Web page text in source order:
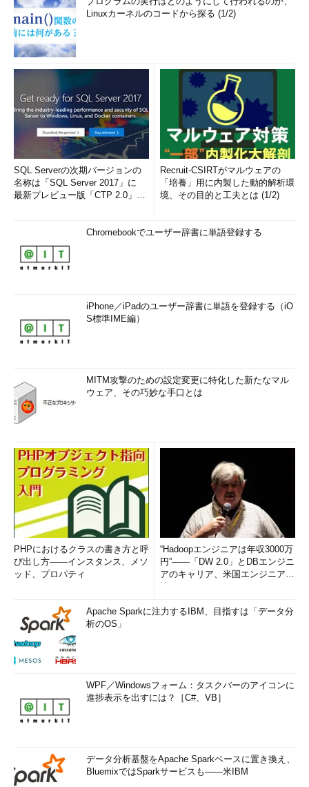
Linuxカーネルのコードから探る (1/2)
SQL Serverの次期バージョンの
名称は「SQL Server 2017」に
最新プレビュー版「CTP 2.0」を
Recruit-CSIRTがマルウェアの
「培養」用に内製した動的解析環
境、その目的と工夫とは (1/2)
Chromebookでユーザー辞書に単語登録する
iPhone／iPadのユーザー辞書に単語を登録する（iO
S標準IME編）
MITM攻撃のための設定変更に特化した新たなマル
ウェア、その巧妙な手口とは
PHPにおけるクラスの書き方と呼
び出し方――インスタンス、メソ
ッド、プロパティ
“Hadoopエンジニアは年収3000万
円”――「DW 2.0」とDBエンジニ
アのキャリア、米国エンジニア事
Apache Sparkに注力するIBM、目指すは「データ分
析のOS」
WPF／Windowsフォーム：タスクバーのアイコンに
進捗表示を出すには？［C#、VB］
データ分析基盤をApache Sparkベースに置き換え、
BluemixではSparkサービスも――米IBM